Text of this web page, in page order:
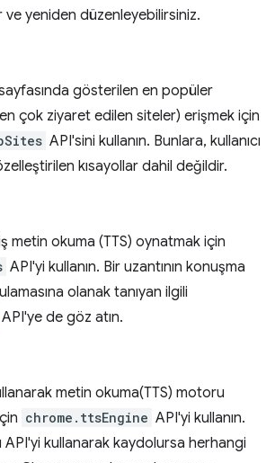
yeniden düzenleyebilirsiniz.
gösterilen en popüler
çok ziyaret edilen siteler) erişmek için
API'sini kullanın. Bunlara, kullanıcı
kısayollar dahil değildir.
metin okuma (TTS) oynatmak için
API'yi kullanın. Bir uzantının konuşma
olanak tanıyan ilgili
API'ye de göz atın.
metin okuma(TTS) motoru
chrome.ttsEngine API'yi kullanın.
API'yi kullanarak kaydolursa herhangi